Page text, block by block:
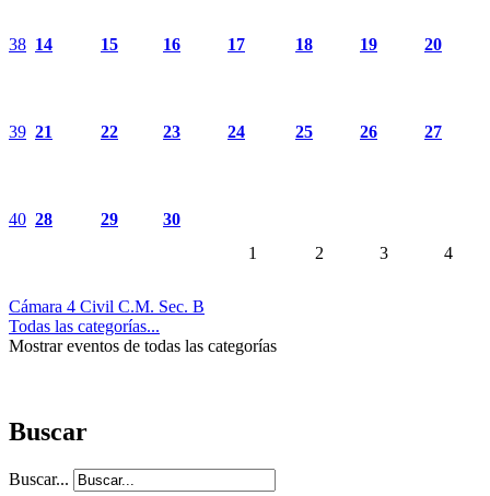
38 14 15 16 17 18 19 20
39 21 22 23 24 25 26 27
40 28 29
30
1
2 3 4
Cámara 4 Civil C.M. Sec. B
Todas las categorías...
Mostrar eventos de todas las categorías
Buscar
Buscar...